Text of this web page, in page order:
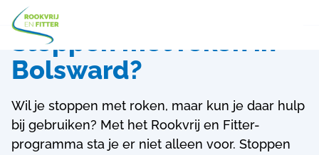
Stoppen met roken in
Bolsward?
Wil je stoppen met roken, maar kun je daar hulp
bij gebruiken? Met het Rookvrij en Fitter-
programma sta je er niet alleen voor. Stoppen